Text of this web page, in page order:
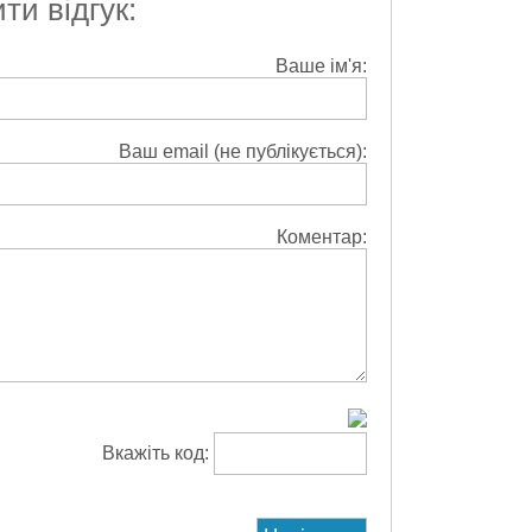
відгук:
Ваше ім'я:
Ваш email (не публікується):
Коментар:
Вкажіть код: